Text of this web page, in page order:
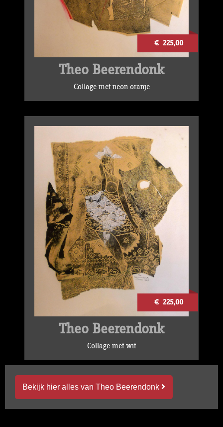
€ 225,00
Theo Beerendonk
Collage met neon oranje
€ 225,00
Theo Beerendonk
Collage met wit
Bekijk hier alles van Theo Beerendonk